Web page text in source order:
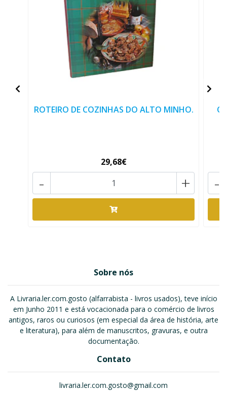
ROTEIRO DE COZINHAS DO ALTO MINHO.
29,68€
+
-
O
-
Sobre nós
A Livraria.ler.com.gosto (alfarrabista - livros usados), teve início
em Junho 2011 e está vocacionada para o comércio de livros
antigos, raros ou curiosos (em especial da área de história, arte
e literatura), para além de manuscritos, gravuras, e outra
documentação.
Contato
livraria.ler.com.gosto@gmail.com